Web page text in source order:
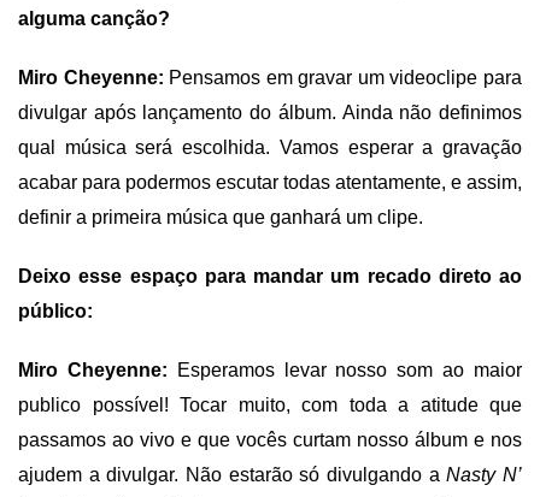
alguma canção?
Miro Cheyenne: Pensamos em gravar um videoclipe para
divulgar apóslançamento do álbum. Ainda não definimos
qual música será escolhida. Vamos esperar a gravação
acabar para podermos escutar todas atentamente, e assim,
definir a primeira música que ganhará um clipe.
Deixo esse espaço para mandar um recado direto ao
público:
Miro Cheyenne: Esperamos levar nosso som ao maior
publico possível! Tocar muito, com toda a atitude que
passamos ao vivo e que vocês curtam nosso álbum e nos
ajudem a divulgar. Não estarão só divulgando aNasty N’